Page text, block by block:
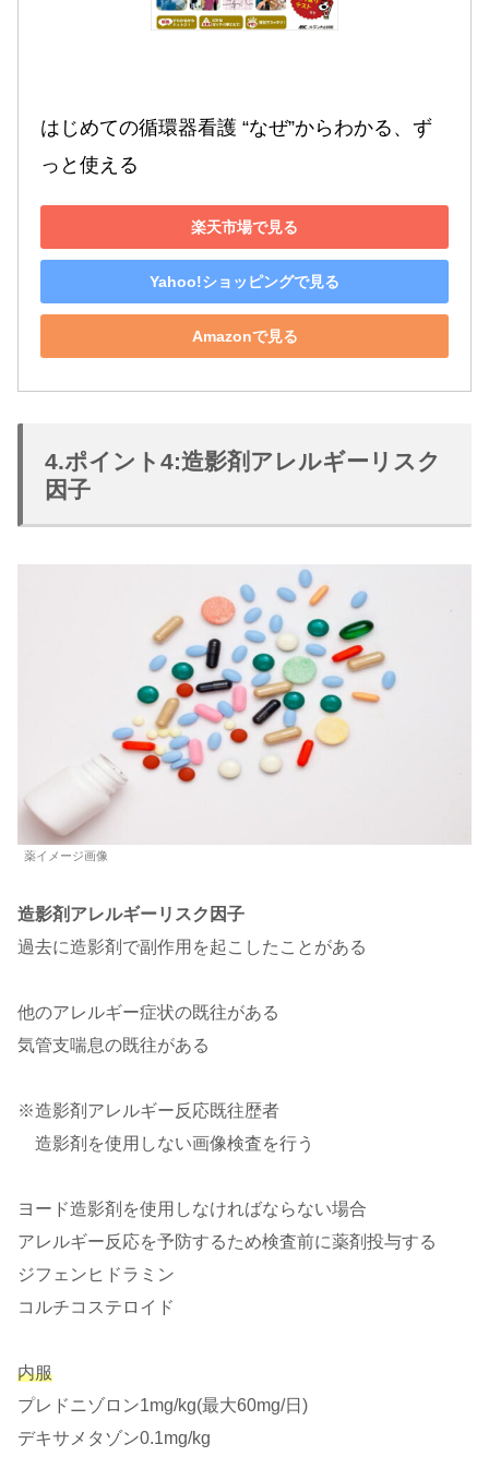
はじめての循環器看護 “なぜ”からわかる、ず
っと使える
楽天市場で見る
Yahoo!ショッピングで見る
Amazonで見る
4.ポイント4:造影剤アレルギーリスク
因子
薬イメージ画像
造影剤アレルギーリスク因子
過去に造影剤で副作用を起こしたことがある
他のアレルギー症状の既往がある
気管支喘息の既往がある
※造影剤アレルギー反応既往歴者
造影剤を使用しない画像検査を行う
ヨード造影剤を使用しなければならない場合
アレルギー反応を予防するため検査前に薬剤投与する
ジフェンヒドラミン
コルチコステロイド
内服
プレドニゾロン1mg/kg(最大60mg/日)
デキサメタゾン0.1mg/kg